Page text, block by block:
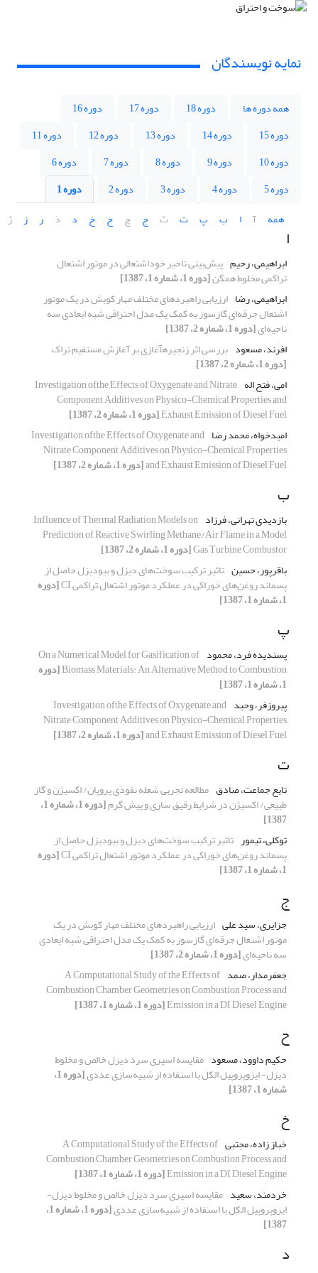
نمایه نویسندگان
همه دوره ها دوره 18 دوره 17
دوره 16
دوره 15
دوره 14 دوره 13 دوره 12
دوره 11
دوره 10
دوره 9 دوره 8 دوره 7
دوره 6
دوره 5
دوره 4 دوره 3 دوره 2
دوره 1
همه
آ ا ب پ ت ث ج چ ح خ د ذ ر ز ژ
ا
ابراهیمی، رحیم پیش‌بینی تاخیر خود‌اشتعالی در موتور اشتعال
تراکمی مخلوط همگن[دوره 1، شماره 1، 1387]
ابراهیمی، رضا ارزیابی راهبردهای مختلف مهار کوبش در یک موتور
اشتعال جرقه‌ای گازسوز به کمک یک مدل احتراقی شبه ابعادی سه
ناحیه‌ای[دوره 1، شماره 2، 1387]
افرند، مسعود بررسی اثر زنجیرهآغازی بر آغازش مستقیم تراک
[دوره 1، شماره 2، 1387]
امی، فتح اله Investigation ofthe Effects of Oxygenate and Nitrate
Component Additives on Physico-Chemical Properties and
Exhaust Emission of Diesel Fuel[دوره 1، شماره 2، 1387]
امیدخواه، محمد رضا Investigation ofthe Effects of Oxygenate and
Nitrate Component Additives on Physico-Chemical Properties
and Exhaust Emission of Diesel Fuel[دوره 1، شماره 2، 1387]
ب
بازدیدی تهرانی، فرزاد Influence of Thermal Radiation Models on
Prediction of Reactive Swirling Methane/Air Flame in a Model
Gas Turbine Combustor[دوره 1، شماره 2، 1387]
باقر‏پور، حسین تاثیر ترکیب سوخت‌های دیزل و بیودیزل حاصل از
پسماند روغن‌های خوراکی در عملکرد موتور اشتعال تراکمی CI [دوره
1، شماره 1، 1387]
پ
پسندیده فرد، محمود On a Numerical Model for Gasification of
Biomass Materials: An Alternative Method to Combustion[دوره
1، شماره 1، 1387]
پیروزفر، وحید Investigation ofthe Effects of Oxygenate and
Nitrate Component Additives on Physico-Chemical Properties
and Exhaust Emission of Diesel Fuel[دوره 1، شماره 2، 1387]
ت
تابع جماعت، صادق مطالعه تجربی شعله نفوذی پروپان/ اکسیژن و گاز
طبیعی/ اکسیژن در شرایط رقیق­ سازی و پیش ­گرم [دوره 1، شماره 1،
1387]
توکلی، تیمور تاثیر ترکیب سوخت‌های دیزل و بیودیزل حاصل از
پسماند روغن‌های خوراکی در عملکرد موتور اشتعال تراکمی CI [دوره
1، شماره 1، 1387]
ج
جزایری، سید علی ارزیابی راهبردهای مختلف مهار کوبش در یک
موتور اشتعال جرقه‌ای گازسوز به کمک یک مدل احتراقی شبه ابعادی
سه ناحیه‌ای[دوره 1، شماره 2، 1387]
جعفرمدار، صمد A Computational Study of the Effects of
Combustion Chamber Geometries on Combustion Process and
Emission in a DI Diesel Engine[دوره 1، شماره 1، 1387]
ح
حکیم داوود، مسعود مقایسه­ اسپری سرد دیزل خالص و مخلوط
دیزل- ایزوپروپیل الکل با استفاده از شبیه‌سازی عددی [دوره 1،
شماره 1، 1387]
خ
خباز زاده، مجتبی A Computational Study of the Effects of
Combustion Chamber Geometries on Combustion Process and
Emission in a DI Diesel Engine[دوره 1، شماره 1، 1387]
خردمند، سعید مقایسه­ اسپری سرد دیزل خالص و مخلوط دیزل-
ایزوپروپیل الکل با استفاده از شبیه‌سازی عددی [دوره 1، شماره 1،
1387]
د